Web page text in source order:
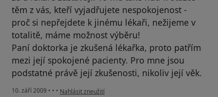
těm z vás, kteří vyjadřujete nespokojenost -
proč si nepřejdete k jinému lékaři, nežijeme v
totalitě, máme možnost výběru!
Paní doktorka je zkušená lékařka, proto patřím
mezi její spokojené pacienty. Pro mne jsou
podstatné právě její zkušenosti, nikoliv její věk.
10. září 2009 • • • podle názoru uživatele Spokojená pacientka
Nahlásit zneužití